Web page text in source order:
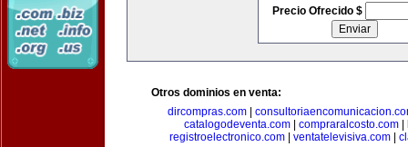
Precio Ofrecido $
Otros dominios en venta:
dircompras.com
catalogodeventa.com| compraralcosto.com|
registroelectronico.com
ventatelevisiva.com